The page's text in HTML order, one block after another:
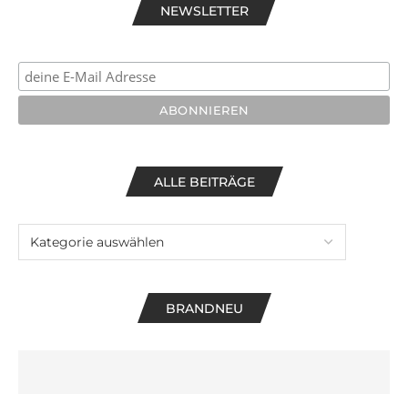
NEWSLETTER
ALLE BEITRÄGE
BRANDNEU